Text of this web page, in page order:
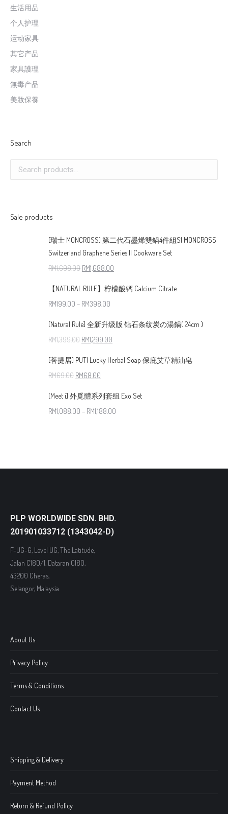
生活用品
个人护理
运动家具
其它产品
家具護理
無毒产品
美妝保養
Search
Sale products
[瑞士 MONCROSS] 第二代石墨烯雙鍋4件組S1 MONCROSS
Switzerland Graphene Series II Cookware Set
RM1,698.00 RM1,688.00
【NATURAL RULE】柠檬酸钙 Calcium Citrate
RM199.00 – RM398.00
[Natural Rule] 全新升级版 钻石条纹炭の湯鍋( 24cm )
RM1,399.00 RM1,299.00
[菩提居] PUTI Lucky Herbal Soap 保庇艾草精油皂
RM69.00 RM68.00
[Meet i] 外覓體系列套组 Exo Set
RM1,088.00 – RM1,188.00
PLP WORLDWIDE SDN. BHD.
201901033712 (1343042-D)
F-UG-6, Level UG, The Latitude,
Jalan C180/1, Dataran C180,
43200 Cheras,
Selangor, Malaysia
About Us
Privacy Policy
Terms & Conditions
Contact Us
Shipping & Delivery
Payment Method
Return & Refund Policy